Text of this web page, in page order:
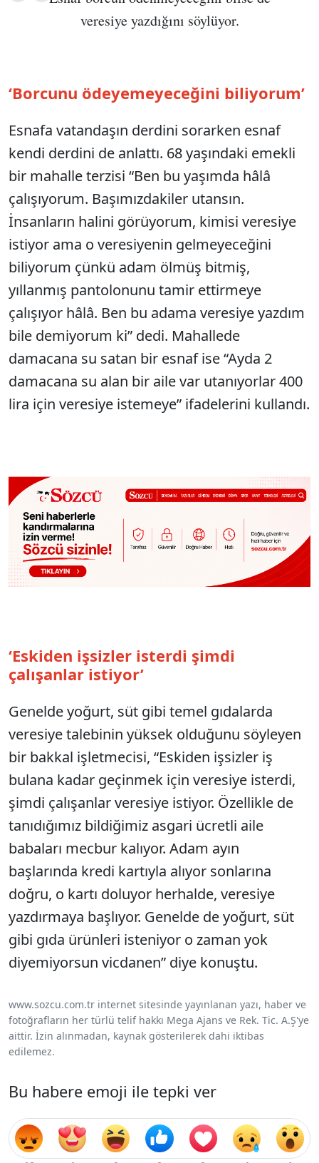
veresiye yazdığını söylüyor.
‘Borcunu ödeyemeyeceğini biliyorum’
Esnafa vatandaşın derdini sorarken esnaf
kendi derdini de anlattı. 68 yaşındaki emekli
bir mahalle terzisi “Ben bu yaşımda hâlâ
çalışıyorum. Başımızdakiler utansın.
İnsanların halini görüyorum, kimisi veresiye
istiyor ama o veresiyenin gelmeyeceğini
biliyorum çünkü adam ölmüş bitmiş,
yıllanmış pantolonunu tamir ettirmeye
çalışıyor hâlâ. Ben bu adama veresiye yazdım
bile demiyorum ki” dedi. Mahallede
damacana su satan bir esnaf ise “Ayda 2
damacana su alan bir aile var utanıyorlar 400
lira için veresiye istemeye” ifadelerini kullandı.
‘Eskiden işsizler isterdi şimdi
çalışanlar istiyor’
Genelde yoğurt, süt gibi temel gıdalarda
veresiye talebinin yüksek olduğunu söyleyen
bir bakkal işletmecisi, “Eskiden işsizler iş
bulana kadar geçinmek için veresiye isterdi,
şimdi çalışanlar veresiye istiyor. Özellikle de
tanıdığımız bildiğimiz asgari ücretli aile
babaları mecbur kalıyor. Adam ayın
başlarında kredi kartıyla alıyor sonlarına
doğru, o kartı doluyor herhalde, veresiye
yazdırmaya başlıyor. Genelde de yoğurt, süt
gibi gıda ürünleri isteniyor o zaman yok
diyemiyorsun vicdanen” diye konuştu.
www.sozcu.com.tr internet sitesinde yayınlanan yazı, haber ve
fotoğrafların her türlü telif hakkı Mega Ajans ve Rek. Tic. A.Ş'ye
aittir. İzin alınmadan, kaynak gösterilerek dahi iktibas
edilemez.
Bu habere emoji ile tepki ver